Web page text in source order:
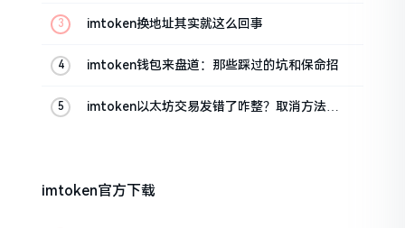
imtoken换地址其实就这么回事
imtoken钱包来盘道：那些踩过的坑和保命招
imtoken以太坊交易发错了咋整？取消方法告
imtoken官方下载